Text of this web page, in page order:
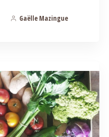
Gaëlle Mazingue